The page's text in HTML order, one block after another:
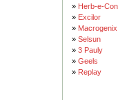
» Herb-e-
» Excilor
» Macrogenix
» Selsun
» 3 Pauly
» Geels
» Replay